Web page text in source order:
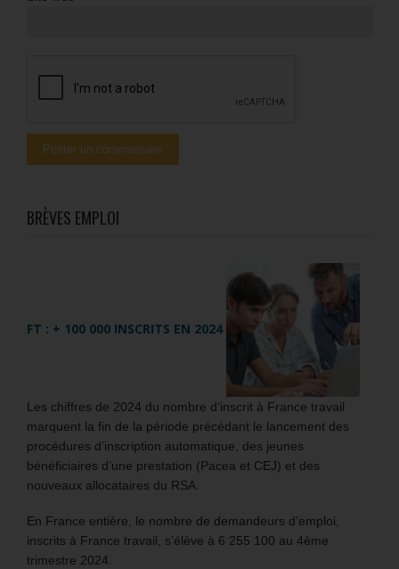
BRÈVES EMPLOI
FT : + 100 000 INSCRITS EN 2024
Les chiffres de 2024 du nombre d’inscrit à France travail
marquent la fin de la période précédant le lancement des
procédures d’inscription automatique, des jeunes
bénéficiaires d’une prestation (Pacea et CEJ) et des
nouveaux allocataires du RSA.
En France entière, le nombre de demandeurs d’emploi,
inscrits à France travail, s’élève à 6 255 100 au 4ème
trimestre 2024.